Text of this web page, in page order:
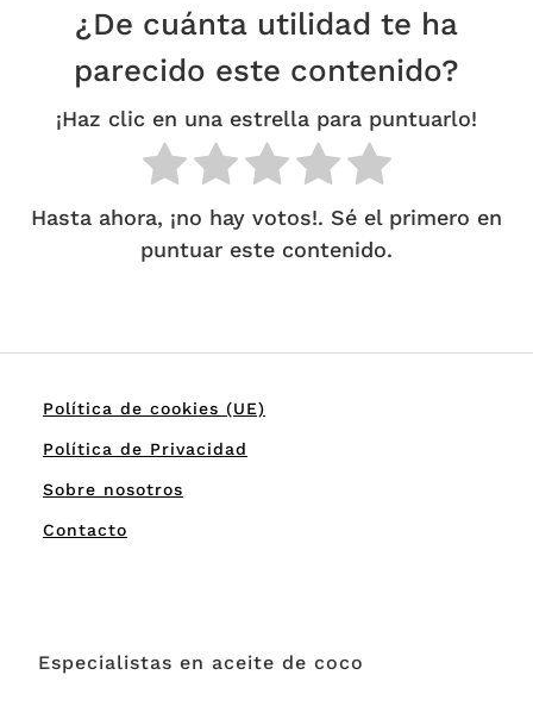
¿De cuánta utilidad te ha
parecido este contenido?
¡Haz clic en una estrella para puntuarlo!
Hasta ahora, ¡no hay votos!. Sé el primero en
puntuar este contenido.
Política de cookies (UE)
Política de Privacidad
Sobre nosotros
Contacto
Especialistas en aceite de coco